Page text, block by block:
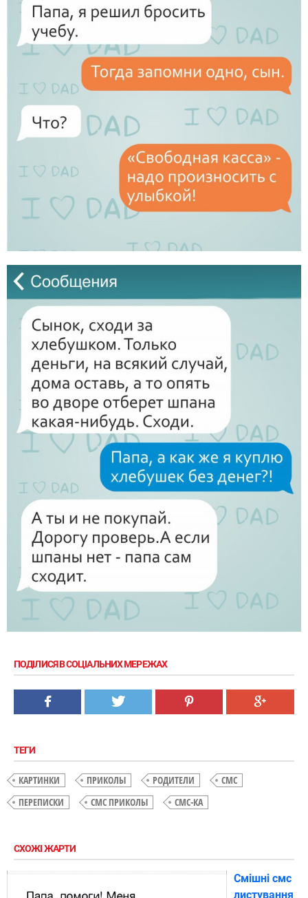
ПОДІЛИСЯ В СОЦІАЛЬНИХ МЕРЕЖАХ
ТЕГИ
КАРТИНКИ ПРИКОЛЫ РОДИТЕЛИ
СМС
ПЕРЕПИСКИ
СМС ПРИКОЛЫ СМС-КА
СХОЖІ ЖАРТИ
Смішні смс
листування